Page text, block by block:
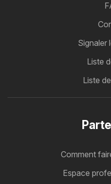
Signaler
Liste
Liste
Comment
Espace